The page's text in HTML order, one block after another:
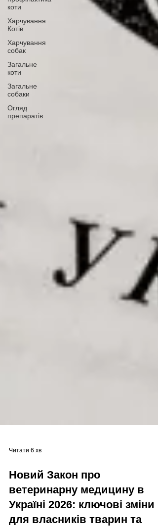
коти
Харчування
Котів
Харчування
собак
Загальне
коти
Загальне
собаки
Огляд
препаратів
Новий Закон про
ветеринарну медицину в
Україні 2026: ключові зміни